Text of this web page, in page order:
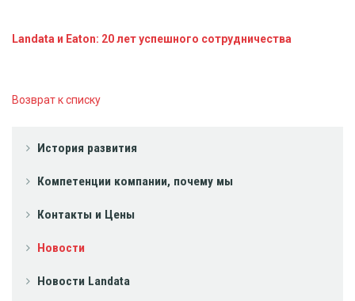
История развития
Компетенции компании, почему мы
Контакты и Цены
Новости
Новости Landata
Landata и Eaton: 20 лет успешного сотрудничества
Возврат к списку